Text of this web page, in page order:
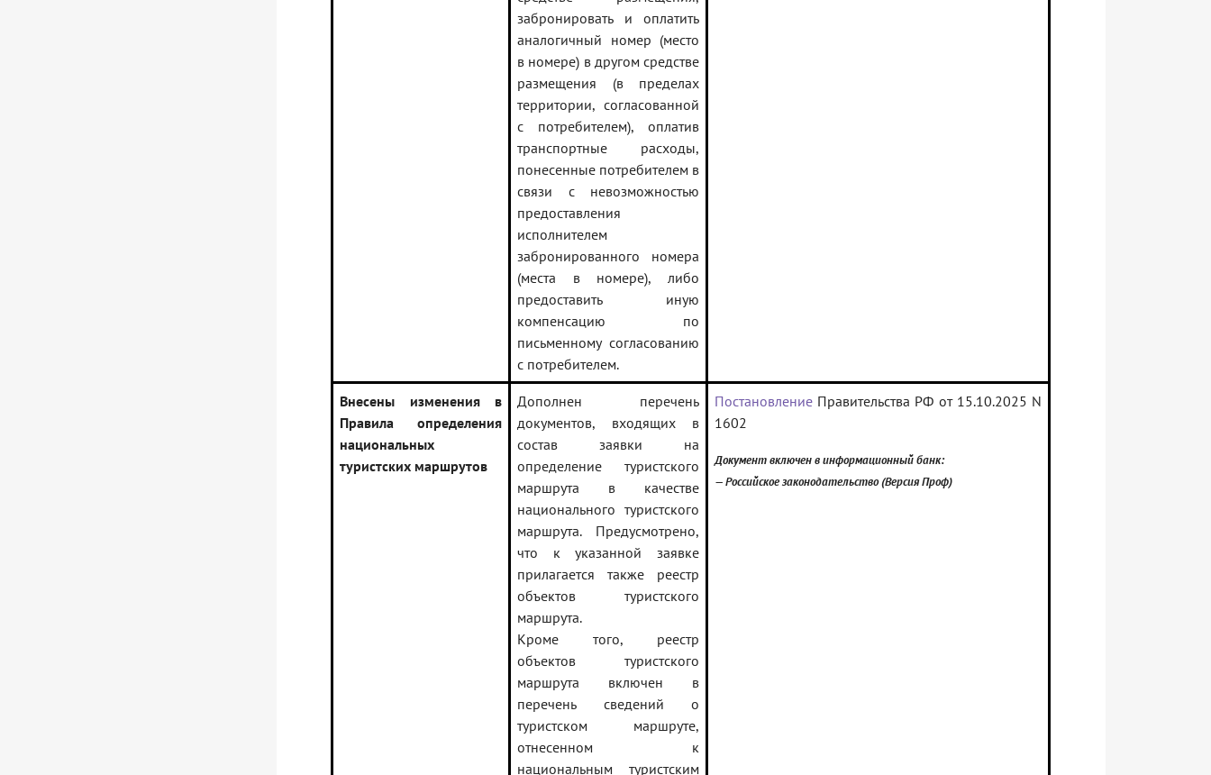
забронировать и оплатить
аналогичный номер (место
в номере) в другом средстве
размещения (в пределах
территории, согласованной
с потребителем), оплатив
транспортные расходы,
понесенные потребителем в
связи с невозможностью
предоставления
исполнителем
забронированного номера
(места в номере), либо
предоставить иную
компенсацию по
письменному согласованию
с потребителем.
Внесены изменения в
Правила определения
национальных
туристских маршрутов
Дополнен перечень
документов, входящих в
состав заявки на
определение туристского
маршрута в качестве
национального туристского
маршрута. Предусмотрено,
что к указанной заявке
прилагается также реестр
объектов туристского
маршрута.
Кроме того, реестр
объектов туристского
маршрута включен в
перечень сведений о
туристском маршруте,
отнесенном к
национальным туристским
Постановление Правительства РФ от 15.10.2025 N
1602
Документ включен в информационный банк:
— Российское законодательство (Версия Проф)